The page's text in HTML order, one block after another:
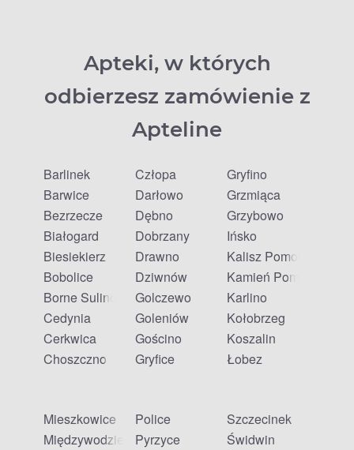
Apteki, w których
odbierzesz zamówienie z
Apteline
Barlinek
Barwice
Bezrzecze
Białogard
Biesiekierz
Bobolice
Borne Sulinowo
Cedynia
Cerkwica
Choszczno
Człopa
Darłowo
Dębno
Dobrzany
Drawno
Dziwnów
Golczewo
Goleniów
Gościno
Gryfice
Gryfino
Grzmiąca
Grzybowo
Ińsko
Kalisz Pomorski
Kamień Pomorski
Karlino
Kołobrzeg
Koszalin
Łobez
Mieszkowice
Międzywodzie
Police
Pyrzyce
Szczecinek
Świdwin